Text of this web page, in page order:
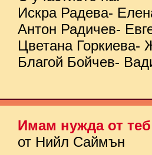
Искра Радева-
Антон Радичев-
Цветана Горкиева-
Благой Бойчев-
Имам нужда от теб
от Нийл Саймън